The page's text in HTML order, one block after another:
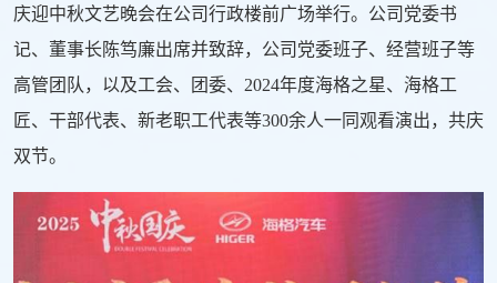
庆迎中秋文艺晚会在公司行政楼前广场举行。公司党委书
记、董事长陈笃廉出席并致辞，公司党委班子、经营班子等
高管团队，以及工会、团委、2024年度海格之星、海格工
匠、干部代表、新老职工代表等300余人一同观看演出，共庆
双节。